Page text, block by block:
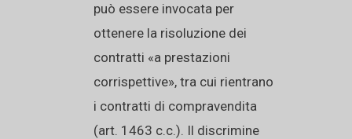
può essere invocata per
ottenere la risoluzione dei
contratti «a prestazioni
corrispettive», tra cui rientrano
i contratti di compravendita
(art. 1463 c.c.). Il discrimine